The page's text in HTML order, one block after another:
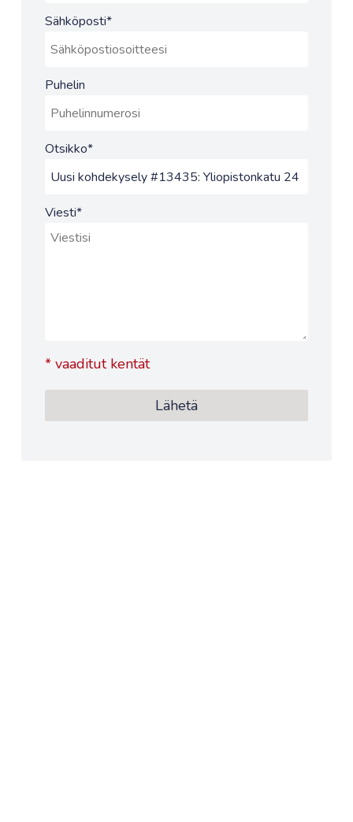
Sähköposti*
Puhelin
Otsikko*
Viesti*
*vaaditut kentät